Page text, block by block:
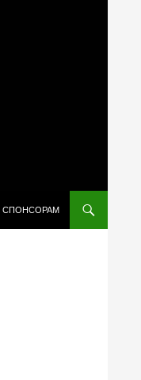
СПОНСОРАМ